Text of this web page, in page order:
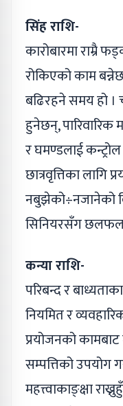
सिंह राशि-
कारोबारमा राम्रै
रोकिएको काम
बढिरहने समय हो ।
हुनेछन्, पारिवारिक
र घमण्डलाई
छात्रवृत्तिका लागि
नबुझेको÷नजानेको
सिनियरसँग छलफल
कन्या राशि-
परिबन्द र
नियमित र
प्रयोजनको
सम्पत्तिको उपयोग
महत्त्वाकाङ्क्षा